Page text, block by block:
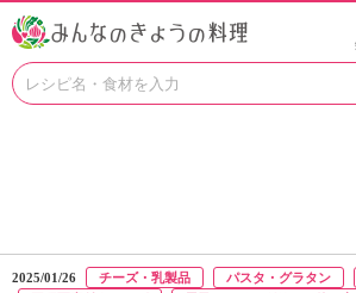
お
つ
2025/01/26 チーズ・乳製品 パスタ・グラタン